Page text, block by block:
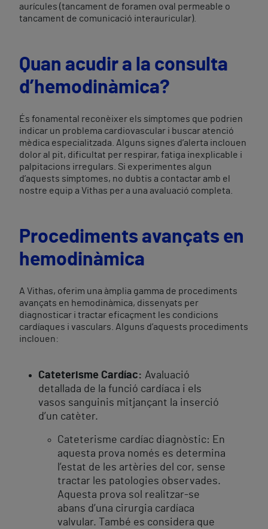
aurícules (tancament de foramen oval permeable o
tancament de comunicació interauricular).
Quan acudir a la consulta
d’hemodinàmica?
És fonamental reconèixer els símptomes que podrien
indicar un problema cardiovascular i buscar atenció
mèdica especialitzada. Alguns signes d’alerta inclouen
dolor al pit, dificultat per respirar, fatiga inexplicable i
palpitacions irregulars. Si experimentes algun
d’aquests símptomes, no dubtis a contactar amb el
nostre equip a Vithas per a una avaluació completa.
Procediments avançats en
hemodinàmica
A Vithas, oferim una àmplia gamma de procediments
avançats en hemodinàmica, dissenyats per
diagnosticar i tractar eficaçment les condicions
cardíaques i vasculars. Alguns d’aquests procediments
inclouen:
Cateterisme Cardíac: Avaluació
detallada de la funció cardíaca i els
vasos sanguinis mitjançant la inserció
d’un catèter.
Cateterisme cardíac diagnòstic: En
aquesta prova només es determina
l’estat de les artèries del cor, sense
tractar les patologies observades.
Aquesta prova sol realitzar-se
abans d’una cirurgia cardíaca
valvular. També es considera que